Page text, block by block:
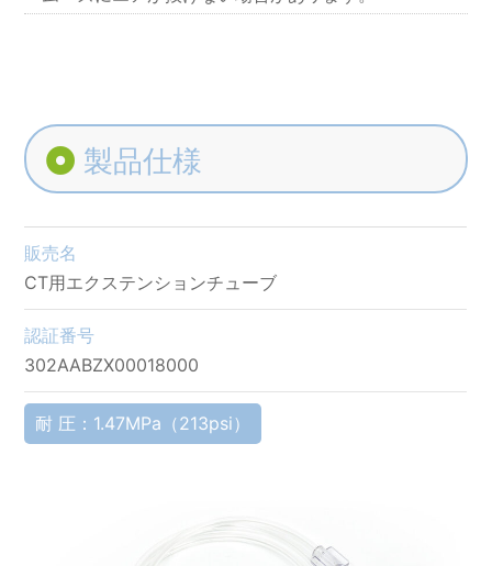
製品仕様
販売名
CT用エクステンションチューブ
認証番号
302AABZX00018000
耐 圧：1.47MPa（213psi）